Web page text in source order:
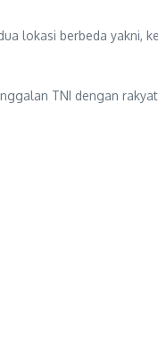
lokasi berbeda yakni,
TNI dengan